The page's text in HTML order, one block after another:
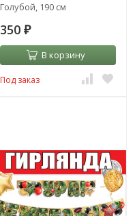
Голубой, 190 см
350 ₽
В корзину
Под заказ